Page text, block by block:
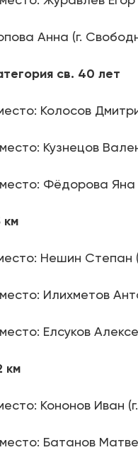
Анна (г.
св. 40 лет
Колосов
Кузнецов
Фёдорова Яна
км
Нешин Степан
Илихметов
Елсуков
км
Кононов Иван
Батанов